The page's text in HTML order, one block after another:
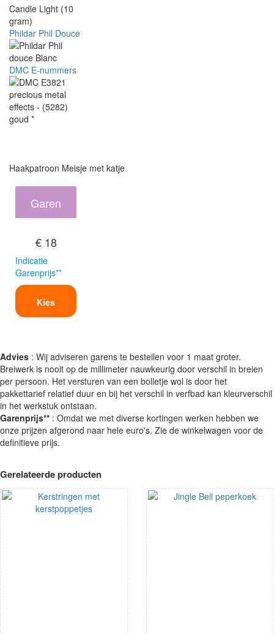
Phildar Phil Douce
DMC E-nummers
Haakpatroon Meisje met katje
Garen
€ 18
Indicatie
Garenprijs**
Kies
Advies : Wij adviseren garens te bestellen voor 1 maat groter.
Breiwerk is nooit op de millimeter nauwkeurig door verschil in breien
per persoon. Het versturen van een bolletje wol is door het
pakkettarief relatief duur en bij het verschil in verfbad kan kleurverschil
in het werkstuk ontstaan.
Garenprijs** : Omdat we met diverse kortingen werken hebben we
onze prijzen afgerond naar hele euro's. Zie de winkelwagen voor de
definitieve prijs.
Gerelateerde producten